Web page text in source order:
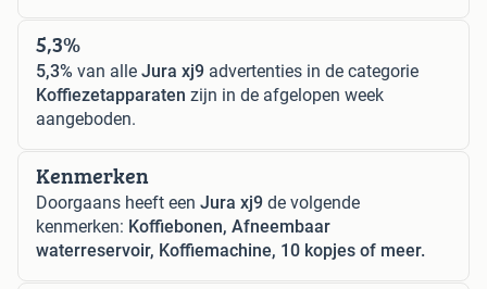
5,3%
5,3% van alle Jura xj9 advertenties in de categorie
Koffiezetapparaten zijn in de afgelopen week
aangeboden.
Kenmerken
Doorgaans heeft een Jura xj9 de volgende
kenmerken: Koffiebonen, Afneembaar
waterreservoir, Koffiemachine, 10 kopjes of meer.